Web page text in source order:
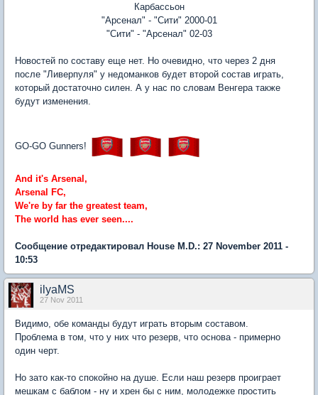
Карбассьон
"Арсенал" - "Сити" 2000-01
"Сити" - "Арсенал" 02-03
Новостей по составу еще нет. Но очевидно, что через 2 дня
после "Ливерпуля" у недоманков будет второй состав играть,
который достаточно силен. А у нас по словам Венгера также
будут изменения.
GO-GO Gunners!
And it's Arsenal,
Arsenal FC,
We're by far the greatest team,
The world has ever seen....
Сообщение отредактировал House M.D.: 27 November 2011 -
10:53
ilyaMS
27 Nov 2011
Видимо, обе команды будут играть вторым составом.
Проблема в том, что у них что резерв, что основа - примерно
один черт.
Но зато как-то спокойно на душе. Если наш резерв проиграет
мешкам с баблом - ну и хрен бы с ним, молодежке простить